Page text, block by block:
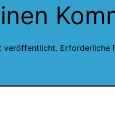
veröffentlicht. Erforderliche